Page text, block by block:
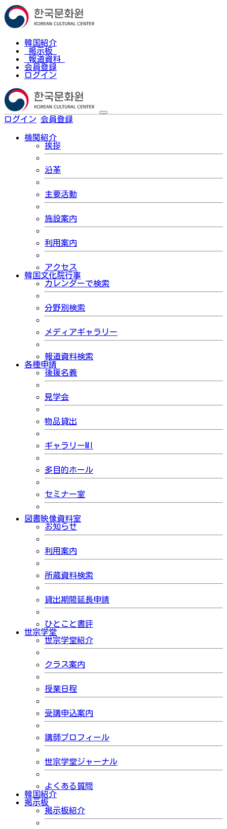
韓国紹介
掲示板
報道資料
会員登録
ログイン
ログイン 会員登録
機関紹介
挨拶
沿革
主要活動
施設案内
利用案内
アクセス
韓国文化院行事
カレンダーで検索
分野別検索
メディアギャラリー
報道資料検索
各種申請
後援名義
見学会
物品貸出
ギャラリーMI
多目的ホール
セミナー室
図書映像資料室
お知らせ
利用案内
所蔵資料検索
貸出期間延長申請
ひとこと書評
世宗学堂
世宗学堂紹介
クラス案内
授業日程
受講申込案内
講師プロフィール
世宗学堂ジャーナル
よくある質問
韓国紹介
掲示板
掲示板紹介